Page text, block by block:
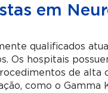
em
qualificados
Os hospitais
de alta
como o Gamma